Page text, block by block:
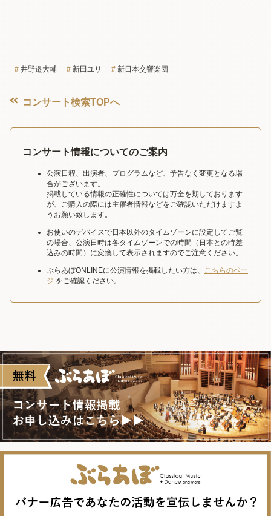
井野邉大輔 新田ユリ 新日本交響楽団
コンサート検索TOPへ
コンサート情報についてのご案内
公演日程、出演者、プログラムなど、予告なく変更となる場
合がございます。
掲載している情報の正確性については万全を期しております
が、ご購入の際には主催者情報などをご確認いただけますよ
うお願い致します。
お使いのデバイスで日本以外のタイムゾーンに設定してご覧
の場合、公演日時は各タイムゾーンでの時間（日本との時差
込みの時間）に変換して表示されますのでご注意ください。
ぶらあぼONLINEに公演情報を掲載したい方は、 こちらのペー
ジ をご確認ください。